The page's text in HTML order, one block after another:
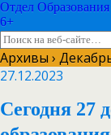
Отдел
6+
Архивы ›
27.12.2023
Сегодня 27